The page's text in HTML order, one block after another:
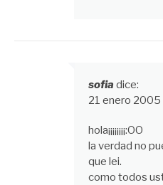
sofia dice:
21 enero
hola¡¡¡¡¡¡¡¡:OO
la verdad no
que lei.
como todos